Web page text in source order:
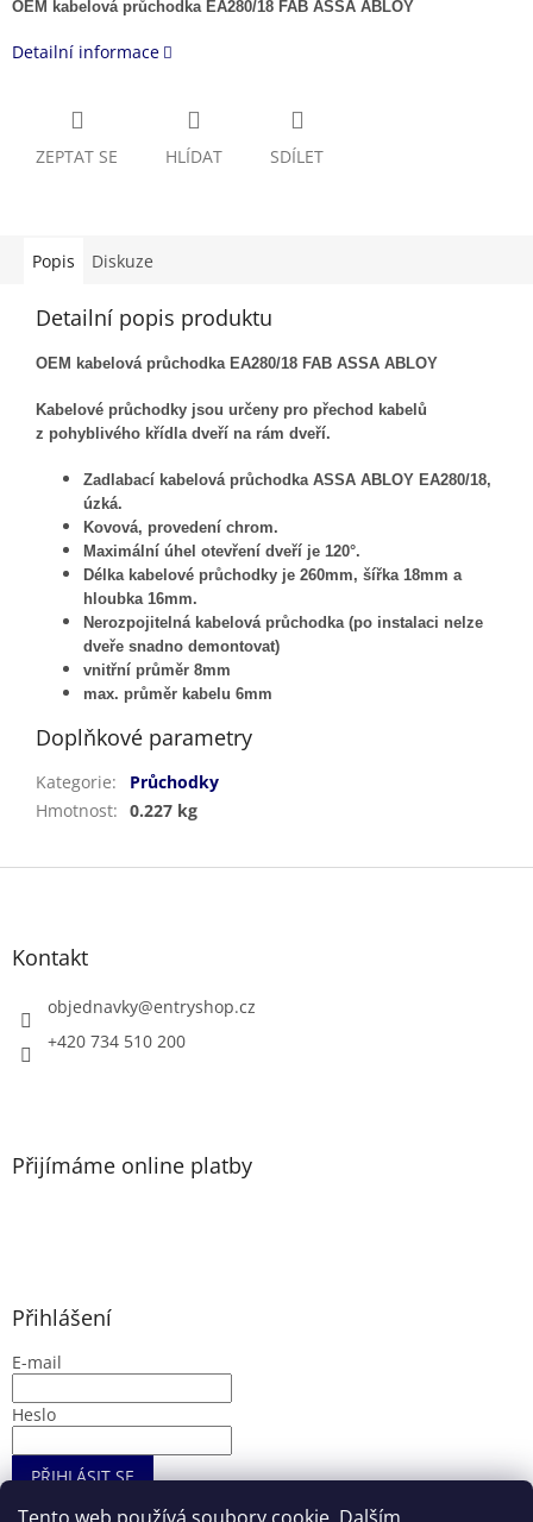
OEM kabelová průchodka EA280/18 FAB ASSA ABLOY
Detailní informace
ZEPTAT SE HLÍDAT SDÍLET
Popis Diskuze
Detailní popis produktu
OEM kabelová průchodka EA280/18 FAB ASSA ABLOY
Kabelové průchodky jsou určeny pro přechod kabelů
z pohyblivého křídla dveří na rám dveří.
Zadlabací kabelová průchodka ASSA ABLOY EA280/18,
úzká.
Kovová, provedení chrom.
Maximální úhel otevření dveří je 120°.
Délka kabelové průchodky je 260mm, šířka 18mm a
hloubka 16mm.
Nerozpojitelná kabelová průchodka (po instalaci nelze
dveře snadno demontovat)
vnitřní průměr 8mm
max. průměr kabelu 6mm
Doplňkové parametry
Kategorie:
Průchodky
Hmotnost: 0.227 kg
Z
Kontakt
objednavky@entryshop.cz
+420 734 510 200
Přijímáme online platby
Přihlášení
E-mail
Heslo
PŘIHLÁSIT SE
Nová registraceZapomenuté heslo